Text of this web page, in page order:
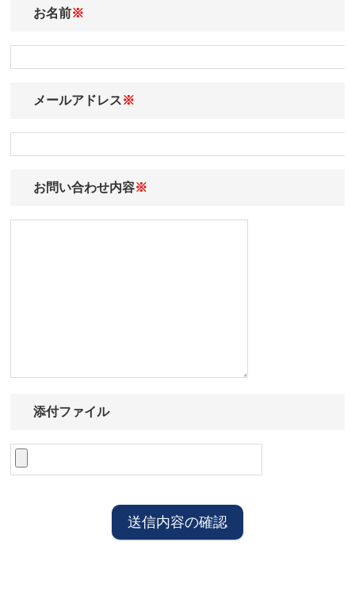
お名前※
メールアドレス※
お問い合わせ内容※
添付ファイル
送信内容の確認